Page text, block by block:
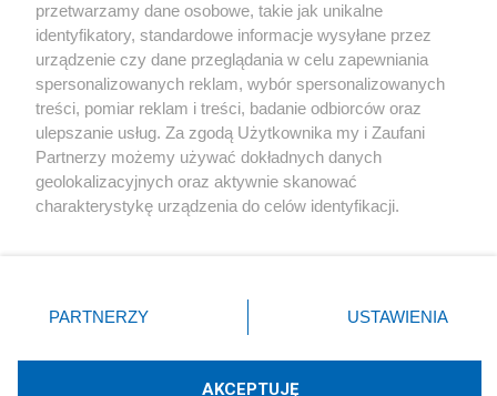
Kultura
X Facebook Instagram Youtube
przetwarzamy dane osobowe, takie jak unikalne
identyfikatory, standardowe informacje wysyłane przez
urządzenie czy dane przeglądania w celu zapewniania
spersonalizowanych reklam, wybór spersonalizowanych
treści, pomiar reklam i treści, badanie odbiorców oraz
ulepszanie usług. Za zgodą Użytkownika my i Zaufani
Partnerzy możemy używać dokładnych danych
geolokalizacyjnych oraz aktywnie skanować
charakterystykę urządzenia do celów identyfikacji.
zmienić/wycofać klikając przycisk ustawień prywatności
znajdujący się w lewym dolnym rogu strony
rodzaje przetwarzania danych nie wymagają zgody
użytkownika, ale masz prawo sprzeciwić się takiemu
PARTNERZY USTAWIENIA
AKCEPTUJĘ